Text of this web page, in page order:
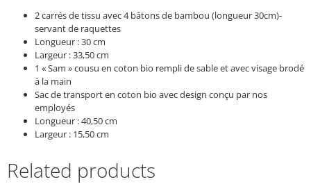
2 carrés de tissu avec 4 bâtons de bambou (longueur 30cm)-
servant de raquettes
Longueur : 30 cm
Largeur : 33,50 cm
1 « Sam » cousu en coton bio rempli de sable et avec visage brodé
à la main
Sac de transport en coton bio avec design conçu par nos
employés
Longueur : 40,50 cm
Largeur : 15,50 cm
Related products